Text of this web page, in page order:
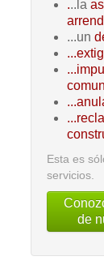
...la
...un
Esta es
servicios.
de